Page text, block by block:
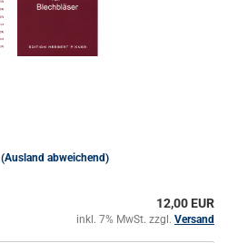
(Ausland abweichend)
12,00 EUR
inkl. 7% MwSt. zzgl. Versand